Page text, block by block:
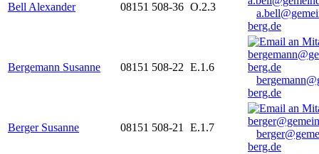
Bell Alexander 08151 508-36 O.2.3
berg.de
Bergemann Susanne 08151 508-22 E.1.6
berg.de
Berger Susanne 08151 508-21 E.1.7
berg.de